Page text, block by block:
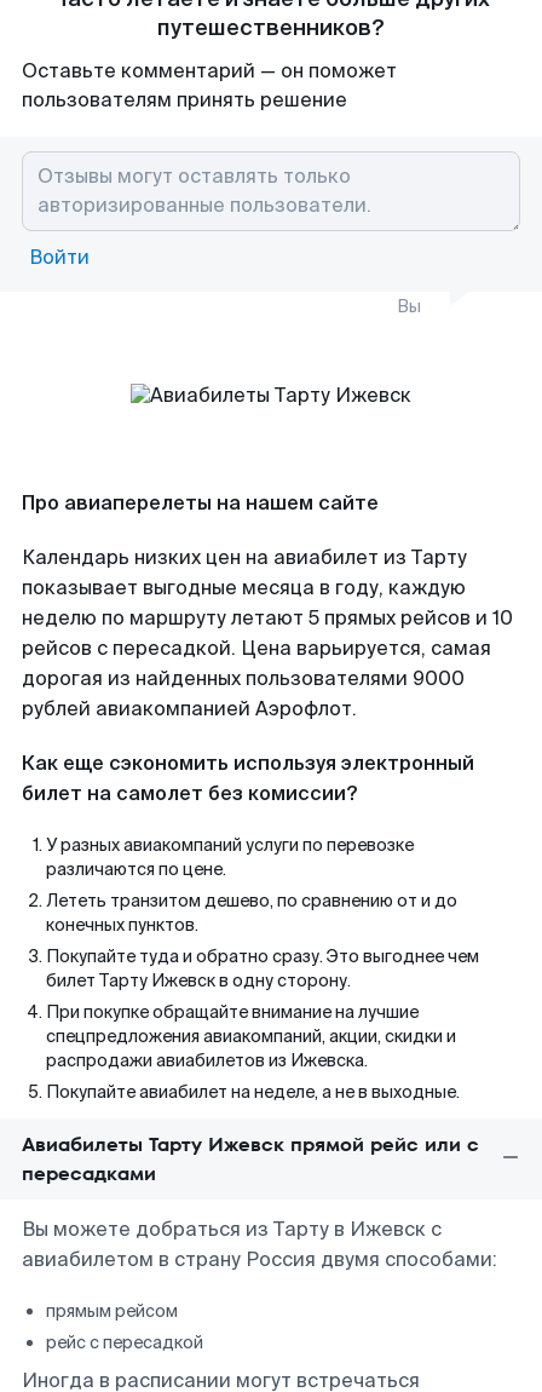
путешественников?
Оставьте комментарий — он поможет
пользователям принять решение
Войти
Вы
Про авиаперелеты на нашем сайте
Календарь низких цен на авиабилет из Тарту
показывает выгодные месяца в году, каждую
неделю по маршруту летают 5 прямых рейсов и 10
рейсов с пересадкой. Цена варьируется, самая
дорогая из найденных пользователями 9000
рублей авиакомпанией Аэрофлот.
Как еще сэкономить используя электронный
билет на самолет без комиссии?
У разных авиакомпаний услуги по перевозке
различаются по цене.
Лететь транзитом дешево, по сравнению от и до
конечных пунктов.
Покупайте туда и обратно сразу. Это выгоднее чем
билет Тарту Ижевск в одну сторону.
При покупке обращайте внимание на лучшие
спецпредложения авиакомпаний, акции, скидки и
распродажи авиабилетов из Ижевска.
Покупайте авиабилет на неделе, а не в выходные.
Авиабилеты Тарту Ижевск прямой рейс или с
пересадками
Вы можете добраться из Тарту в Ижевск с
авиабилетом в страну Россия двумя способами:
прямым рейсом
рейс с пересадкой
Иногда в расписании могут встречаться